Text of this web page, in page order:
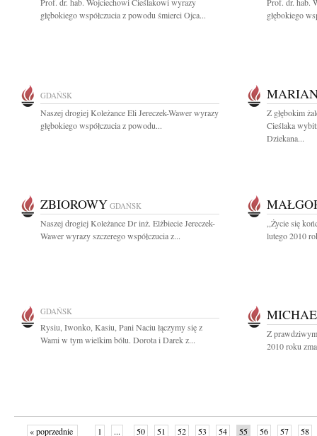
głębokiego współczucia z powodu śmierci Ojca...
głębokiego
GDAŃSK
Naszej drogiej Koleżance Eli Jereczek-Wawer wyrazy
głębokiego współczucia z powodu...
Z głębokim
Cieślaka
Dziekana...
ZBIOROWY GDAŃSK
Naszej drogiej Koleżance Dr inż. Elżbiecie Jereczek-
Wawer wyrazy szczerego współczucia z...
,,Życie się
lutego 2010
GDAŃSK
Rysiu, Iwonko, Kasiu, Pani Naciu łączymy się z
Wami w tym wielkim bólu. Dorota i Darek z...
Z
2010 roku
« poprzednie 1 ... 50 51 52 53 54 55 56 57 58